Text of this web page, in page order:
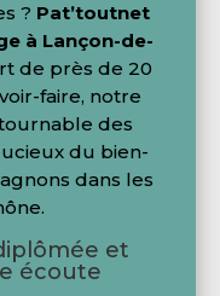
? Pat’toutnet
à Lançon-de-
de près de 20
faire, notre
des
du bien-
dans les
et
écoute